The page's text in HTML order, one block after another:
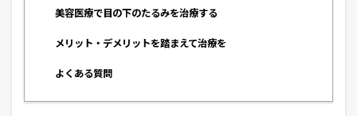
美容医療で目の下のたるみを治療する
メリット・デメリットを踏まえて治療を
よくある質問